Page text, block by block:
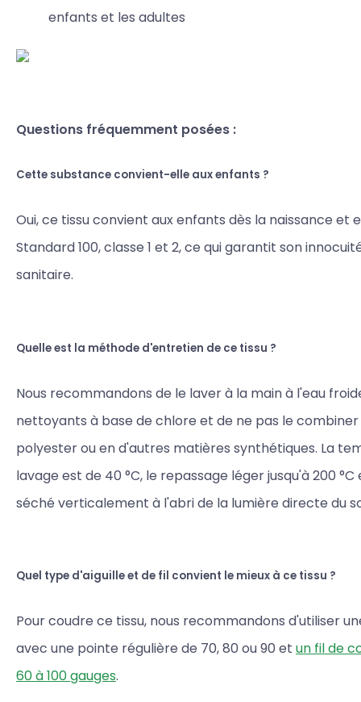
enfants et les adultes
Questions fréquemment posées :
Cette substance convient-elle aux enfants ?
Oui, ce tissu convient aux enfants dès la naissance et
Standard 100, classe 1 et 2, ce qui garantit son
sanitaire.
Quelle est la méthode d'entretien de ce tissu ?
Nous recommandons de le laver à la main à l'eau
nettoyants à base de chlore et de ne pas le
polyester ou en d'autres matières synthétiques. La
lavage est de 40 °C, le repassage léger jusqu'à 200
séché verticalement à l'abri de la lumière directe du
Quel type d'aiguille et de fil convient le mieux à ce tissu ?
Pour coudre ce tissu, nous recommandons d'utiliser
avec une pointe régulière de 70, 80 ou 90 et un fil de
60 à 100 gauges.